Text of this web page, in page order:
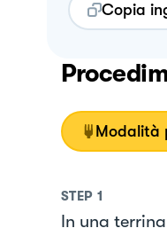
Copia
Modalità
STEP 1
In una